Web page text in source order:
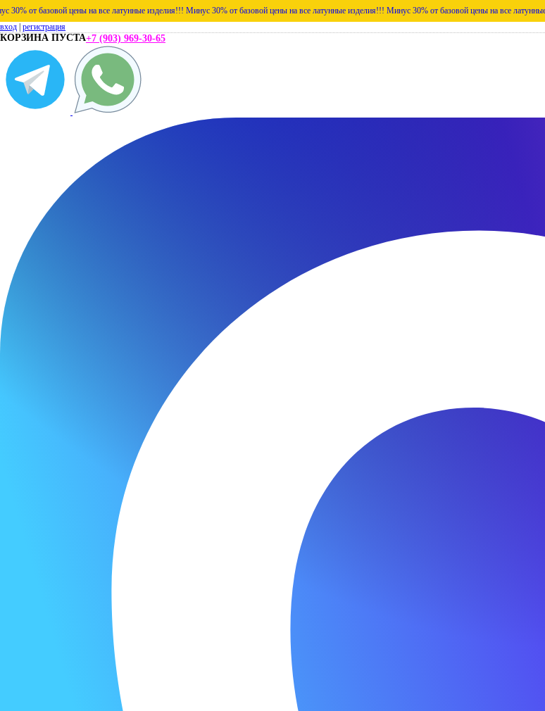
цены на все латунные изделия!!! Минус 30% от базовой цены на все латунные изделия!!! Минус 30% от базовой цены на все латунные изделия!!!
вход регистрация
КОРЗИНА ПУСТА+7 (903) 969-30-65